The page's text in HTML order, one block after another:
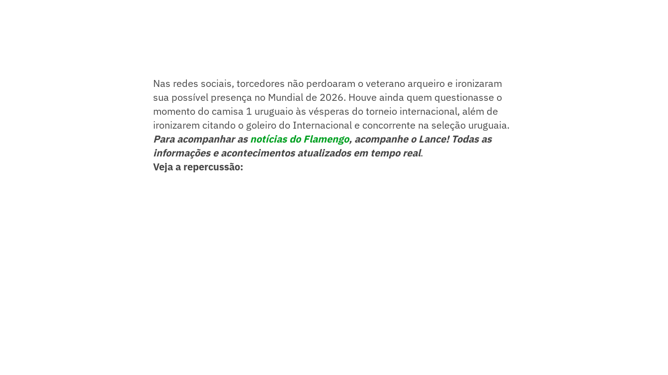
Nas redes sociais, torcedores não perdoaram o veterano arqueiro e ironizaram
sua possível presença no Mundial de 2026. Houve ainda quem questionasse o
momento do camisa 1 uruguaio às vésperas do torneio internacional, além de
ironizarem citando o goleiro do Internacional e concorrente na seleção uruguaia.
Para acompanhar asnotícias do Flamengo, acompanhe o Lance! Todas as
informações e acontecimentos atualizados em tempo real.
Veja a repercussão: